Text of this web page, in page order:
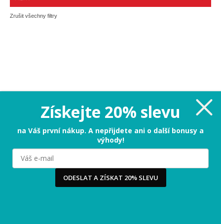
Zrušit všechny filtry
Milujeme cookies!
Používáme cookies, abychom vám nabídli ten nejlepší
zajímá. Když souhlasíte s cookies, souhlasíte s tím, že
vás můžeme potěšit tou nejlepší verzí naší stránky.
...
Získejte 20% slevu
na Váš první nákup. A nepřijdete ani o další bonusy a
výhody!
ODESLAT A ZÍSKAT 20% SLEVU